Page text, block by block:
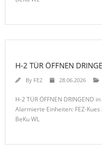
H-2 TÜR ÖFFNEN
By FE2 28.06.2026
H-2 TÜR ÖFFNEN DRINGEND
Alarmierte Einheiten: FEZ-Kues
BeKu WL